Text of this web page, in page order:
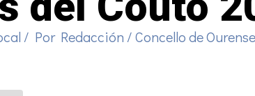
/ Por Redacción /Concello de Ourense